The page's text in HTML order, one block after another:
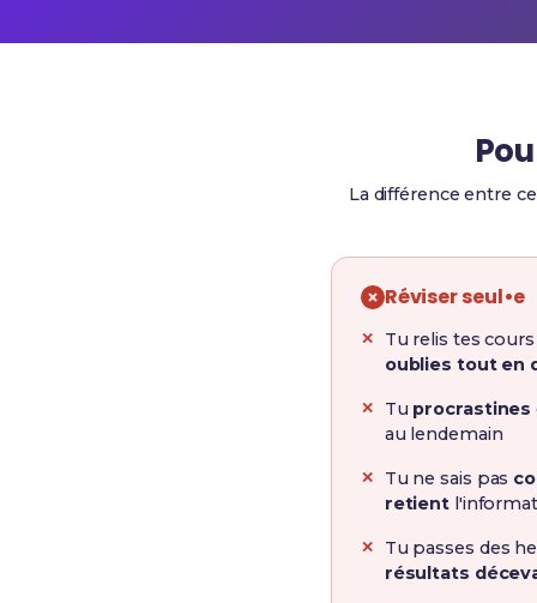
La différence entre
Réviser seul•e
Tu relis tes
oublies tout en
Tu procrastines
au lendemain
Tu ne sais pas
retient
Tu passes des
résultats